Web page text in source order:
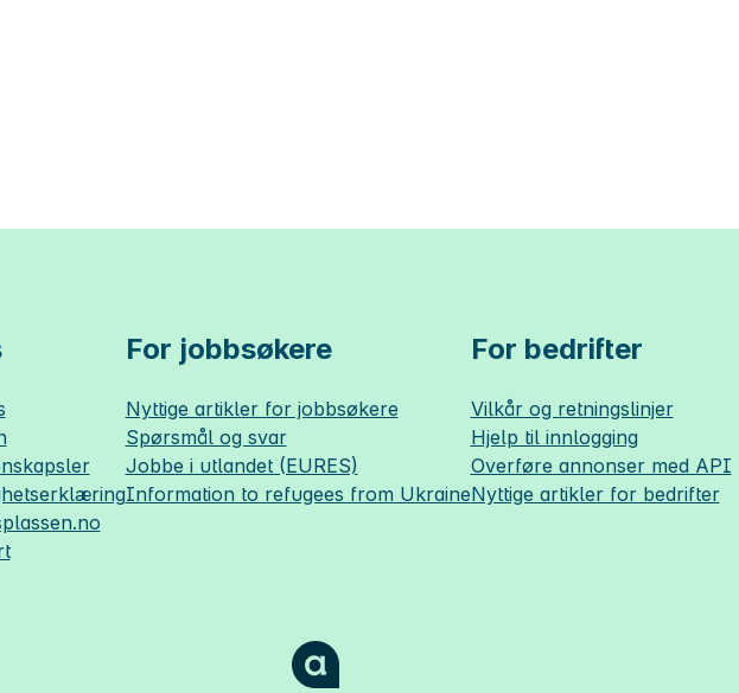
For jobbsøkere
Nyttige artikler for jobbsøkere
Spørsmål og svar
Jobbe i utlandet (EURES)
Information to refugees from Ukraine
For bedrifter
Vilkår og retningslinjer
Hjelp til innlogging
Overføre annonser med API
Nyttige artikler for bedrifter